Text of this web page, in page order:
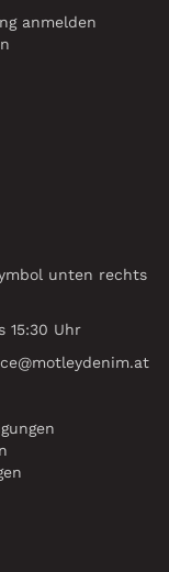
anmelden
unten rechts
15:30 Uhr